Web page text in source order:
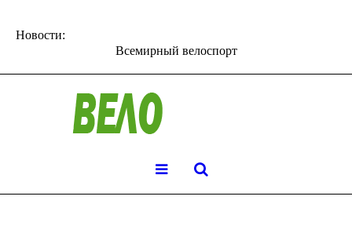
Новости:
Всемирный велоспорт